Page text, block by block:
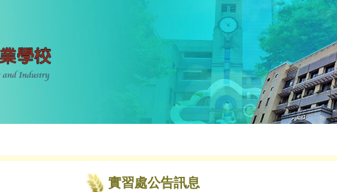
實習處公告訊息